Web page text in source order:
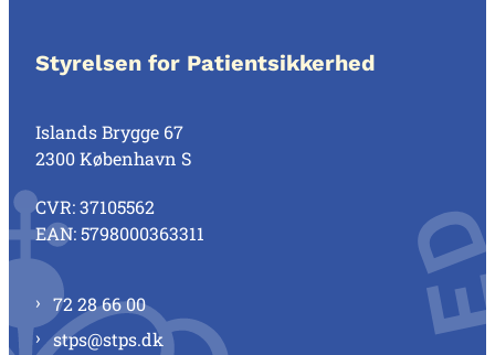
Styrelsen for Patientsikkerhed
Islands Brygge 67
2300 København S
CVR: 37105562
EAN: 5798000363311
72 28 66 00
stps@stps.dk